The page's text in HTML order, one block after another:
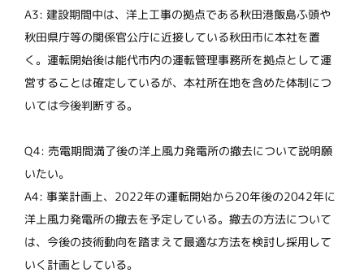
A3: 建設期間中は、洋上工事の拠点である秋田港飯島ふ頭や
秋田県庁等の関係官公庁に近接している秋田市に本社を置
く。運転開始後は能代市内の運転管理事務所を拠点として運
営することは確定しているが、本社所在地を含めた体制につ
いては今後判断する。
Q4: 売電期間満了後の洋上風力発電所の撤去について説明願
いたい。
A4: 事業計画上、2022年の運転開始から20年後の2042年に
洋上風力発電所の撤去を予定している。撤去の方法について
は、今後の技術動向を踏まえて最適な方法を検討し採用して
いく計画としている。